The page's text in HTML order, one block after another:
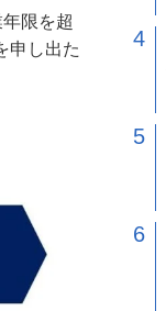
限を超
申し出た